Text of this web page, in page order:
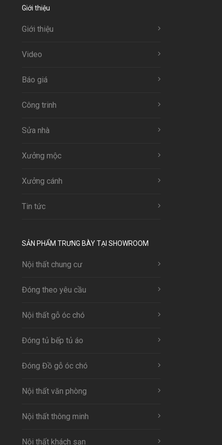
Giới thiệu
Giới thiệu
Video
Báo giá
Công trinh
Sửa nhà
Xưởng mộc
Xưởng cánh
Tin tức
SẢN PHẨM TRƯNG BÀY TẠI SHOWROOM
Nội thất chung cư
Đóng theo yêu cầu
Nội thất gỗ óc chó
Đóng tủ bếp tủ áo
Đóng Đồ gỗ óc chó
Nội thất văn phòng
Nội thất thông minh
Nội thất khách sạn